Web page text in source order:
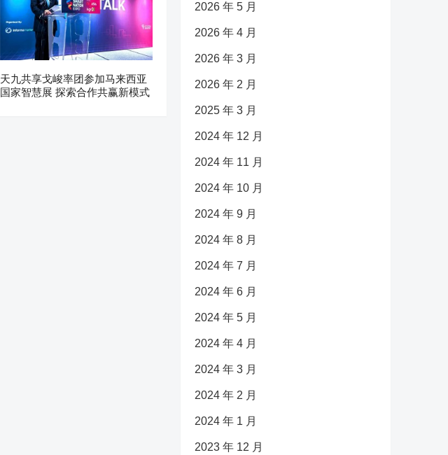
天九共享戈峻率团参加马来西亚
国家智慧展 探索合作共赢新模式
2026 年 5 月
2026 年 4 月
2026 年 3 月
2026 年 2 月
2025 年 3 月
2024 年 12 月
2024 年 11 月
2024 年 10 月
2024 年 9 月
2024 年 8 月
2024 年 7 月
2024 年 6 月
2024 年 5 月
2024 年 4 月
2024 年 3 月
2024 年 2 月
2024 年 1 月
2023 年 12 月